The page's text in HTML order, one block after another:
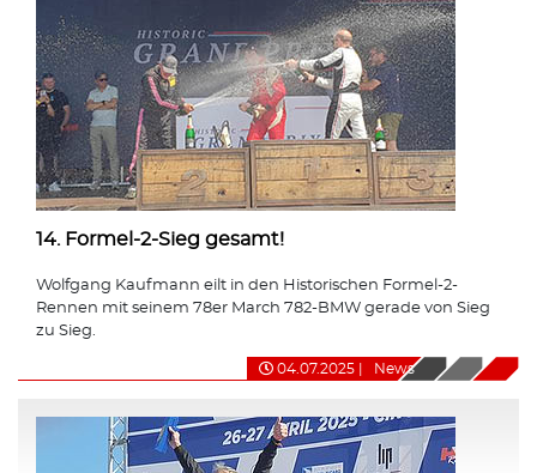
14. Formel-2-Sieg gesamt!
Wolfgang Kaufmann eilt in den Historischen Formel-2-
Rennen mit seinem 78er March 782-BMW gerade von Sieg
zu Sieg.
04.07.2025 News